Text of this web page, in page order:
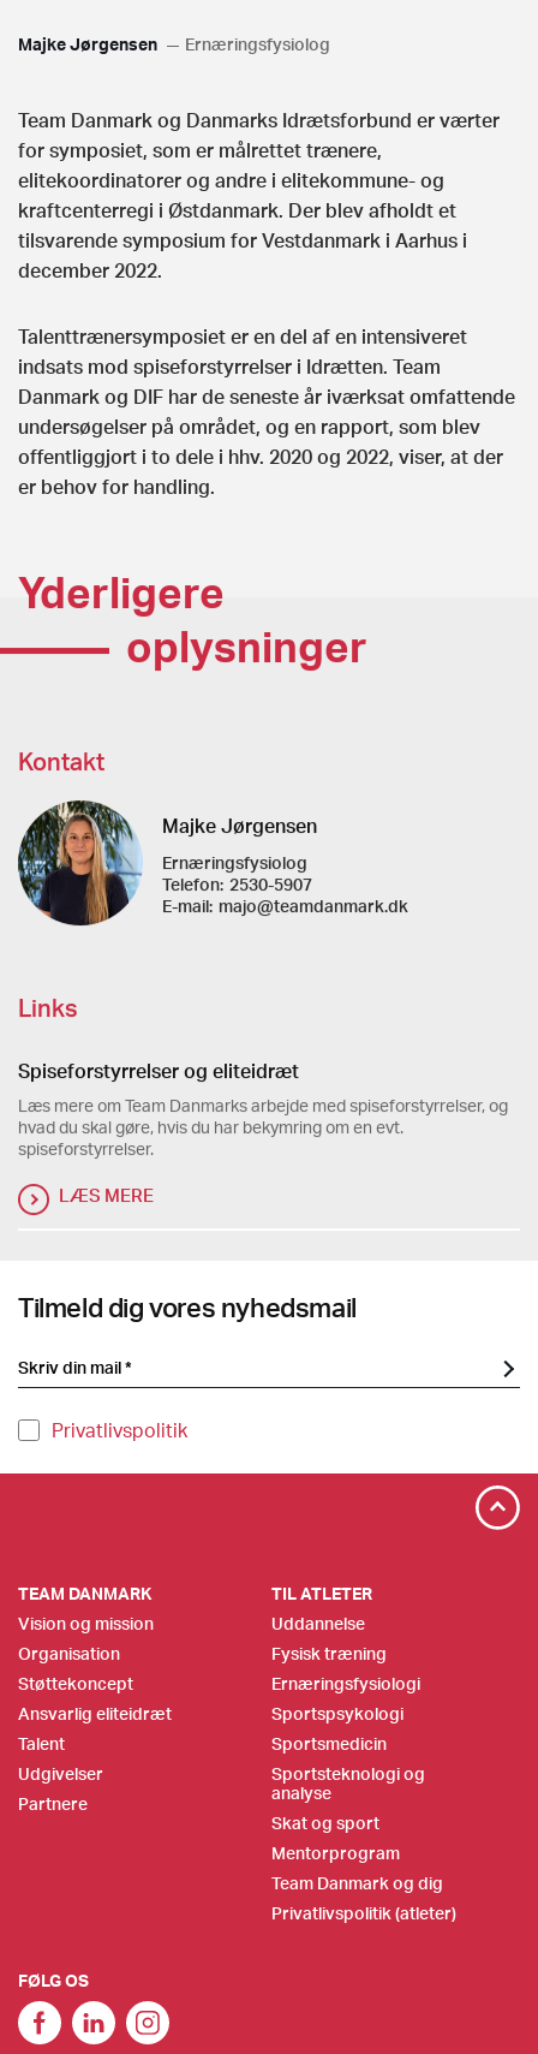
Majke Jørgensen Ernæringsfysiolog
Team Danmark og Danmarks Idrætsforbund er værter
for symposiet, som er målrettet trænere,
elitekoordinatorer og andre i elitekommune- og
kraftcenterregi i Østdanmark. Der blev afholdt et
tilsvarende symposium for Vestdanmark i Aarhus i
december 2022.
Talenttrænersymposiet er en del af en intensiveret
indsats mod spiseforstyrrelser i Idrætten. Team
Danmark og DIF har de seneste år iværksat omfattende
undersøgelser på området, og en rapport, som blev
offentliggjort i to dele i hhv. 2020 og 2022, viser, at der
er behov for handling.
Yderligere
oplysninger
Kontakt
Majke Jørgensen
Ernæringsfysiolog
Telefon: 2530-5907
E-mail: majo@teamdanmark.dk
Links
Spiseforstyrrelser og eliteidræt
Læs mere om Team Danmarks arbejde med spiseforstyrrelser, og
hvad du skal gøre, hvis du har bekymring om en evt.
spiseforstyrrelser.
LÆS MERE
Tilmeld dig vores nyhedsmail
Privatlivspolitik
TEAM DANMARK
Vision og mission
Organisation
Støttekoncept
Ansvarlig eliteidræt
Talent
Udgivelser
Partnere
TIL ATLETER
Uddannelse
Fysisk træning
Ernæringsfysiologi
Sportspsykologi
Sportsmedicin
Sportsteknologi og
analyse
Skat og sport
Mentorprogram
Team Danmark og dig
Privatlivspolitik (atleter)
FØLG OS